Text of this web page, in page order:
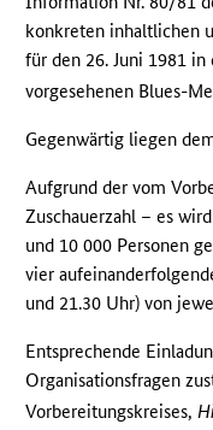
konkreten inhaltlichen
für den 26. Juni 1981
vorgesehenen Blues-
Gegenwärtig liegen
Aufgrund der vom
Zuschauerzahl – es
und 10 000 Personen
vier
und 21.30 Uhr) von
Entsprechende
Organisationsfragen
Vorbereitungskreises,